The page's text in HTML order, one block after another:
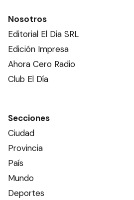
Nosotros
Editorial El Dia SRL
Edición Impresa
Ahora Cero Radio
Club El Día
Secciones
Ciudad
Provincia
País
Mundo
Deportes